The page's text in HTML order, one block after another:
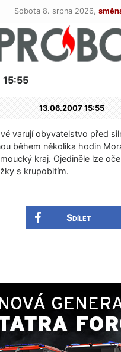
Sobota 8. srpna 2026,
13.06.2007 15:55
varují obyvatelstvo před
během několika hodin
kraj. Ojediněle lze
s krupobitím.
Sdílet